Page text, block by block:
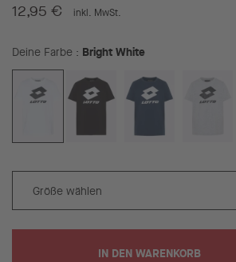
12,95 € inkl. MwSt.
Deine Farbe Bright White
IN DEN WARENKORB